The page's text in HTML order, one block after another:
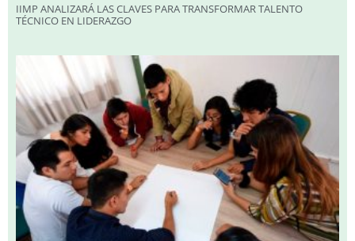
IIMP ANALIZARÁ LAS CLAVES PARA TRANSFORMAR TALENTO
TÉCNICO EN LIDERAZGO